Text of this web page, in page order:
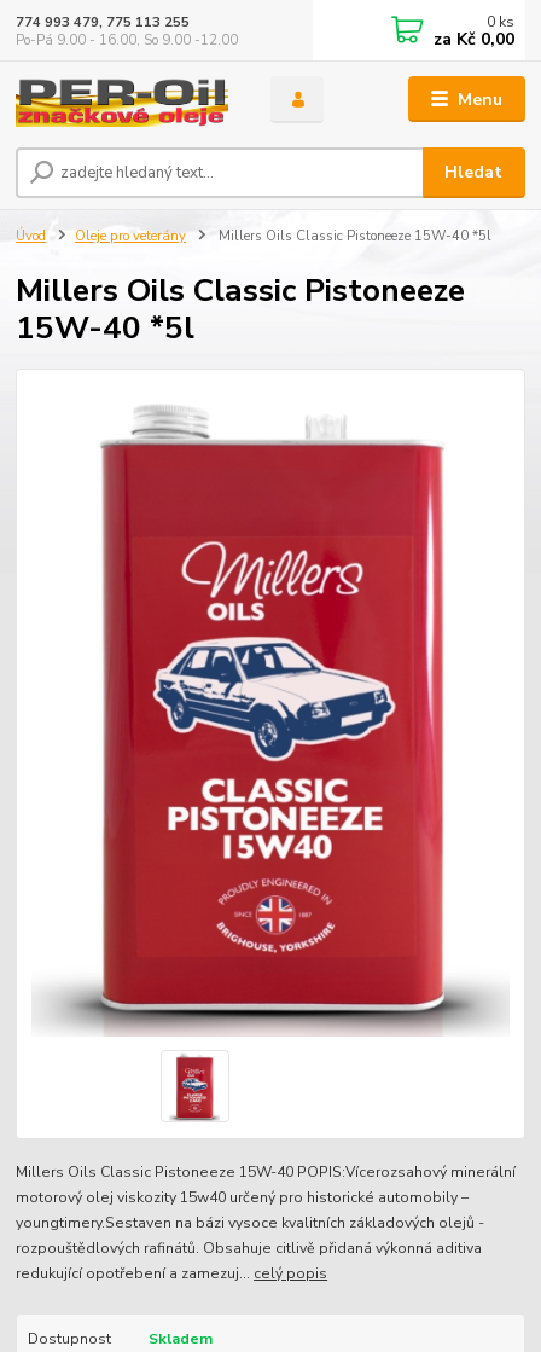
Menu
Hledat
774 993 479, 775 113 255
Po-Pá 9.00 - 16.00, So 9.00 -12.00
0 ks
za Kč 0,00
Úvod Oleje pro veterány Millers Oils Classic Pistoneeze 15W-40 *5l
Millers Oils Classic Pistoneeze
15W-40 *5l
Millers Oils Classic Pistoneeze 15W-40 POPIS:Vícerozsahový minerální
motorový olej viskozity 15w40 určený pro historické automobily –
youngtimery.Sestaven na bázi vysoce kvalitních základových olejů -
rozpouštědlových rafinátů. Obsahuje citlivě přidaná výkonná aditiva
redukující opotřebení a zamezuj... celý popis
Dostupnost
Skladem